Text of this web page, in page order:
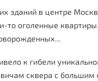
зданий в центре
то оголенные
к гибели
сквера с